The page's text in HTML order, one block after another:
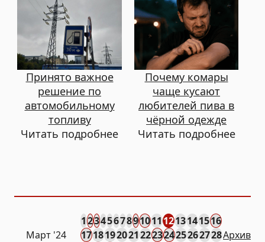
Принято важное
решение по
автомобильному
топливу
Читать подробнее
Почему комары
чаще кусают
любителей пива в
чёрной одежде
Читать подробнее
Март '24
12345678910111213141516
171819202122232425262728Архив